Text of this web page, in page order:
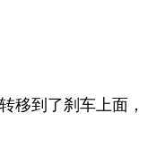
移到了刹车上面，